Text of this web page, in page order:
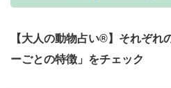
【大人の動物占い®】それぞれ
ーごとの特徴」をチェック